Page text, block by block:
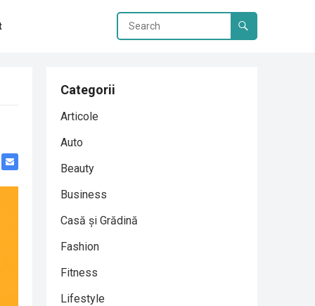
Categorii
Articole
Auto
Beauty
Business
Casă și Grădină
Fashion
Fitness
Lifestyle